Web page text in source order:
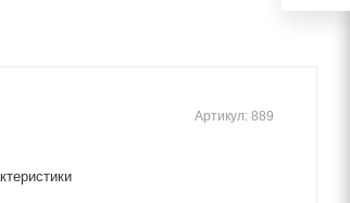
Артикул: 889